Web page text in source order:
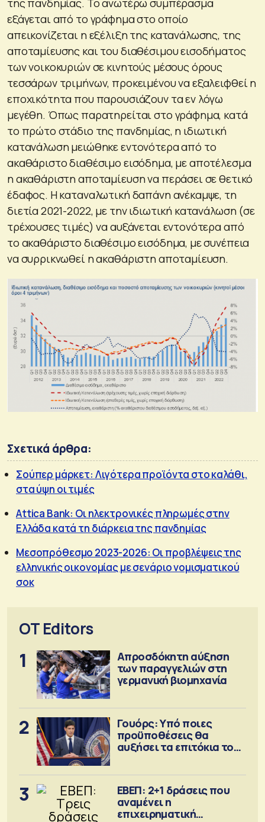
εξάγεται από το γράφημα στο οποίο
απεικονίζεται η εξέλιξη της κατανάλωσης, της
αποταμίευσης και του διαθέσιμου εισοδήματος
των νοικοκυριών σε κινητούς μέσους όρους
τεσσάρων τριμήνων, προκειμένου να εξαλειφθεί η
εποχικότητα που παρουσιάζουν τα εν λόγω
μεγέθη. Όπως παρατηρείται στο γράφημα, κατά
το πρώτο στάδιο της πανδημίας, η ιδιωτική
κατανάλωση μειώθηκε εντονότερα από το
ακαθάριστο διαθέσιμο εισόδημα, με αποτέλεσμα
η ακαθάριστη αποταμίευση να περάσει σε θετικό
έδαφος. Η καταναλωτική δαπάνη ανέκαμψε, τη
διετία 2021-2022, με την ιδιωτική κατανάλωση (σε
τρέχουσες τιμές) να αυξάνεται εντονότερα από
το ακαθάριστο διαθέσιμο εισόδημα, με συνέπεια
να συρρικνωθεί η ακαθάριστη αποταμίευση.
Σχετικά άρθρα:
Σούπερ μάρκετ: Λιγότερα προϊόντα στο καλάθι,
στα ύψη οι τιμές
Attica Bank: Οι ηλεκτρονικές πληρωμές στην
Ελλάδα κατά τη διάρκεια της πανδημίας
Μεσοπρόθεσμο 2023-2026: Οι προβλέψεις της
ελληνικής οικονομίας με σενάριο νομισματικού
σοκ
OT Editors
1
Απροσδόκητη αύξηση
των παραγγελιών στη
γερμανική βιομηχανία
2
Γουόρς: Υπό ποιες
προϋποθέσεις θα
αυξήσει τα επιτόκια τον
3
ΕΒΕΠ: 2+1 δράσεις που
αναμένει η
επιχειρηματική